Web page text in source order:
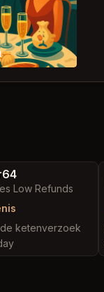
Low Refunds
ketenverzoek